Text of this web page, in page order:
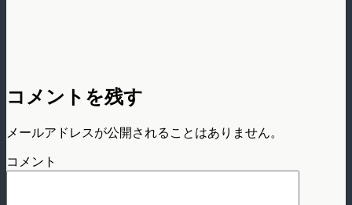
コメントを残す
メールアドレスが公開されることはありません。
コメント